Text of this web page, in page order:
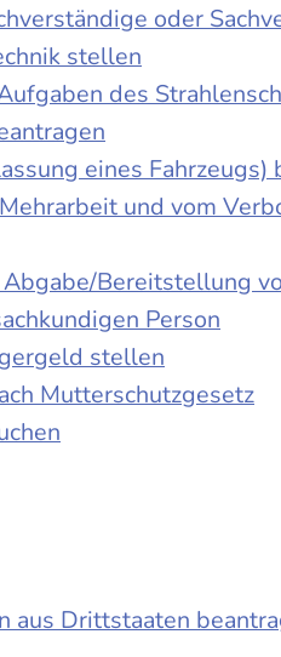
oder
stellen
des
eines Fahrzeugs)
und vom
Bereitstellung
Person
stellen
Mutterschutzgesetz
aus Drittstaaten